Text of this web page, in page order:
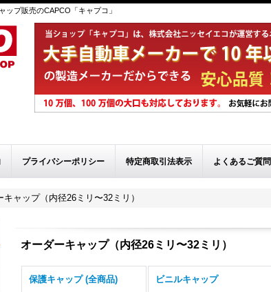
ップ販売のCAPCO「キャプコ」
プライバシーポリシー 特定商取引法表示 よくあるご質問
キャップ（内径26ミリ〜32ミリ）
オーダーキャップ（内径26ミリ〜32ミリ）
保護キャップ (全商品) ビニルキャップ